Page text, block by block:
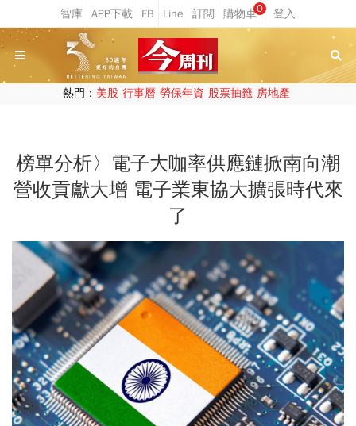
0
熱門： 美股 行事曆 勞保年資 股票抽籤 房地產
榜單分析〉電子大咖率供應鏈掀南向潮
營收貢獻大增 電子業東協大擴張時代來
了